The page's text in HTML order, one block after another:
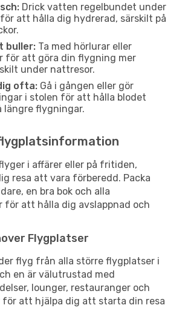
Drick vatten regelbundet under
att hålla dig hydrerad, särskilt på
buller: Ta med hörlurar eller
för att göra din flygning mer
under nattresor.
ofta: Gå i gången eller gör
i stolen för att hålla blodet
längre flygningar.
i affärer eller på fritiden,
resa att vara förberedd. Packa
en bra bok och alla
för att hålla dig avslappnad och
Flygplatser
flyg från alla större flygplatser i
en är välutrustad med
lounger, restauranger och
att hjälpa dig att starta din resa